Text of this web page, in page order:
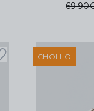
69.90
CHOLLO